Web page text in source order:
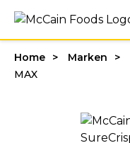
Home Marken
MAX